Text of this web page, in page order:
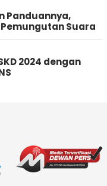
Panduannya,
Suara
2024 dengan